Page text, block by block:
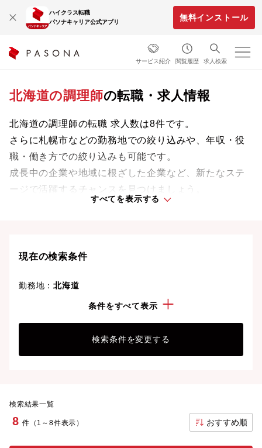
ハイクラス転職
パソナキャリア公式アプリ
無料インストール
サービス紹介 閲覧履歴 求人検索
北海道の調理師の転職・求人情報
北海道の調理師の転職 求人数は8件です。
さらに札幌市などの勤務地での絞り込みや、年収・役
職・働き方での絞り込みも可能です。
成長中の企業や地域に根ざした企業など、新たなステ
ージで活躍するチャンスを見つけましょう。
北海道の転職事情、UIターン情報は
すべてを表示する
現在の検索条件
勤務地：北海道
条件をすべて表示
検索条件を変更する
検索結果一覧
8 件（1～8件表示） おすすめ順